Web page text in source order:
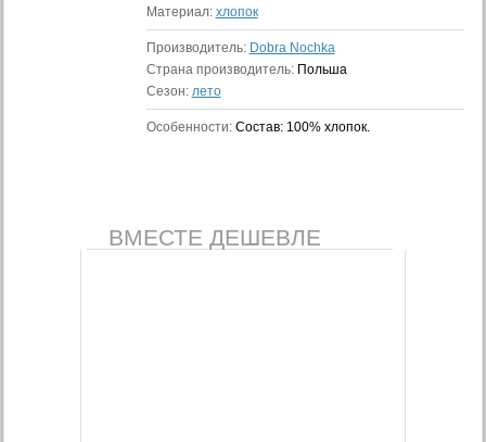
Материал: хлопок
Производитель: Dobra Nochka
Страна производитель: Польша
Сезон: лето
Особенности: Состав: 100% хлопок.
ВМЕСТЕ ДЕШЕВЛЕ